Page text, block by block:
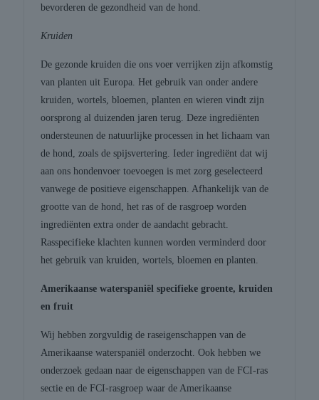
bevorderen de gezondheid van de hond.
Kruiden
De gezonde kruiden die ons voer verrijken zijn afkomstig
van planten uit Europa. Het gebruik van onder andere
kruiden, wortels, bloemen, planten en wieren vindt zijn
oorsprong al duizenden jaren terug. Deze ingrediënten
ondersteunen de natuurlijke processen in het lichaam van
de hond, zoals de spijsvertering. Ieder ingrediënt dat wij
aan ons hondenvoer toevoegen is met zorg geselecteerd
vanwege de positieve eigenschappen. Afhankelijk van de
grootte van de hond, het ras of de rasgroep worden
ingrediënten extra onder de aandacht gebracht.
Rasspecifieke klachten kunnen worden verminderd door
het gebruik van kruiden, wortels, bloemen en planten.
Amerikaanse waterspaniël specifieke groente, kruiden
en fruit
Wij hebben zorgvuldig de raseigenschappen van de
Amerikaanse waterspaniël onderzocht. Ook hebben we
onderzoek gedaan naar de eigenschappen van de FCI-ras
sectie en de FCI-rasgroep waar de Amerikaanse